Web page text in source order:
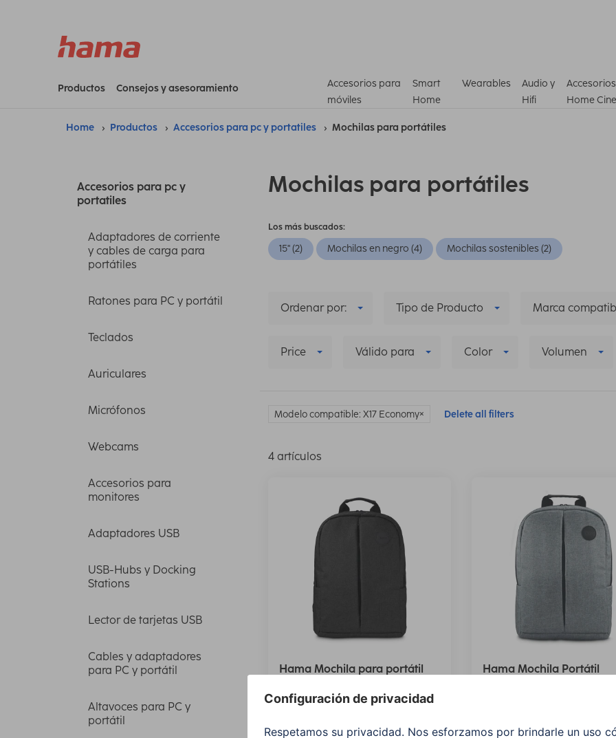
Productos Consejos y asesoramiento
Accesorios para
móviles
Smart
Home
Wearables
Audio y
Hifi
Home
Home Productos Accesorios para pc y portatiles Mochilas para portátiles
Accesorios para pc y
portatiles
Adaptadores de corriente
y cables de carga para
portátiles
Ratones para PC y portátil
Teclados
Auriculares
Micrófonos
Webcams
Accesorios para
monitores
Adaptadores USB
USB-Hubs y Docking
Stations
Lector de tarjetas USB
Cables y adaptadores
para PC y portátil
Altavoces para PC y
portátil
Mochilas para portátiles
Los más buscados:
15" (2) Mochilas en negro (4) Mochilas sostenibles (2)
Ordenar por: Tipo de Producto Marca
Price Válido para Color Volumen
Modelo compatible: X17 Economy Delete all filters
4 artículos
Hama Mochila para portátil
negra
00216597
Hama Mochila Portátil
00217273